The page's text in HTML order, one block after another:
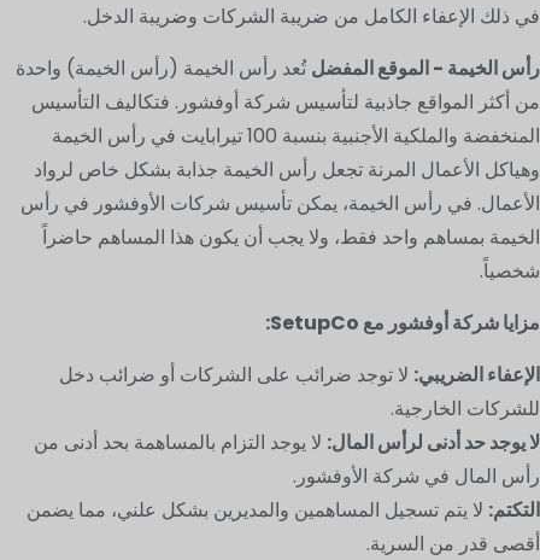
في ذلك الإعفاء الكامل من ضريبة الشركات وضريبة الدخل.
رأس الخيمة - الموقع المفضلتُعد رأس الخيمة (رأس الخيمة) واحدة
من أكثر المواقع جاذبية لتأسيس شركة أوفشور. فتكاليف التأسيس
المنخفضة والملكية الأجنبية بنسبة 100 تيرابايت في رأس الخيمة
وهياكل الأعمال المرنة تجعل رأس الخيمة جذابة بشكل خاص لرواد
الأعمال. في رأس الخيمة، يمكن تأسيس شركات الأوفشور في رأس
الخيمة بمساهم واحد فقط، ولا يجب أن يكون هذا المساهم حاضراً
شخصياً.
مزايا شركة أوفشور مع SetupCo:
الإعفاء الضريبي: لا توجد ضرائب على الشركات أو ضرائب دخل
للشركات الخارجية.
لا يوجد حد أدنى لرأس المال: لا يوجد التزام بالمساهمة بحد أدنى من
رأس المال في شركة الأوفشور.
التكتم: لا يتم تسجيل المساهمين والمديرين بشكل علني، مما يضمن
أقصى قدر من السرية.